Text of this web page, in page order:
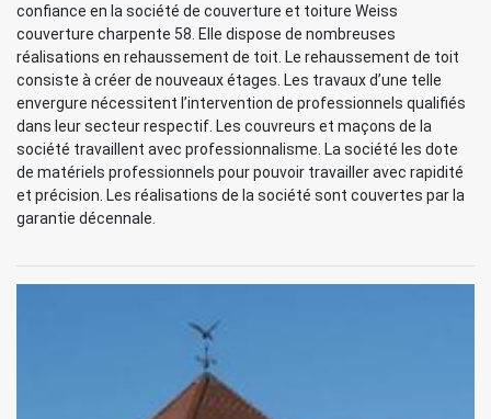
confiance en la société de couverture et toiture Weiss
couverture charpente 58. Elle dispose de nombreuses
réalisations en rehaussement de toit. Le rehaussement de toit
consiste à créer de nouveaux étages. Les travaux d’une telle
envergure nécessitent l’intervention de professionnels qualifiés
dans leur secteur respectif. Les couvreurs et maçons de la
société travaillent avec professionnalisme. La société les dote
de matériels professionnels pour pouvoir travailler avec rapidité
et précision. Les réalisations de la société sont couvertes par la
garantie décennale.